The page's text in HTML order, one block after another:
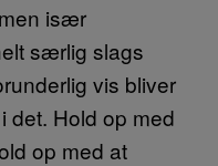
især
særlig slags
vis bliver
det. Hold op med
op med at